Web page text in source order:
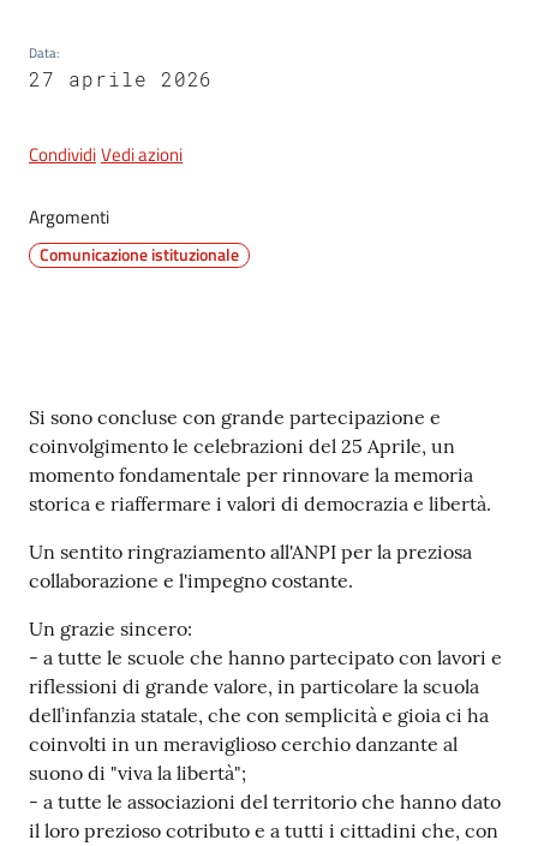
line
gli
Data:
27 aprile 2026
CondividiVedi azioni
Argomenti
Comunicazione istituzionale
Contenuto
Si sono concluse con grande partecipazione e
coinvolgimento le celebrazioni del 25 Aprile, un
momento fondamentale per rinnovare la memoria
storica e riaffermare i valori di democrazia e libertà.
Un sentito ringraziamento all'ANPI per la preziosa
collaborazione e l'impegno costante.
Un grazie sincero:
- a tutte le scuole che hanno partecipato con lavori e
riflessioni di grande valore, in particolare la scuola
dell’infanzia statale, che con semplicità e gioia ci ha
coinvolti in un meraviglioso cerchio danzante al
suono di "viva la libertà";
- a tutte le associazioni del territorio che hanno dato
il loro prezioso cotributo e a tutti i cittadini che, con